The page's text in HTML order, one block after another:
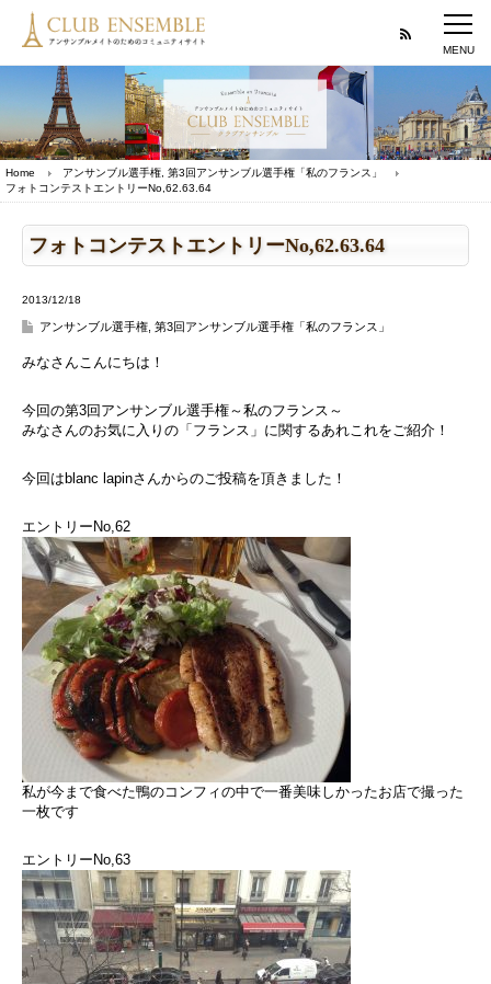
Home アンサンブル選手権 第3回アンサンブル選手権「私のフランス」
フォトコンテストエントリーNo,62.63.64
フォトコンテストエントリーNo,62.63.64
2013/12/18
アンサンブル選手権 第3回アンサンブル選手権「私のフランス」
みなさんこんにちは！
今回の第3回アンサンブル選手権～私のフランス～
みなさんのお気に入りの「フランス」に関するあれこれをご紹介！
今回はblanc lapinさんからのご投稿を頂きました！
エントリーNo,62
私が今まで食べた鴨のコンフィの中で一番美味しかったお店で撮った
一枚です
エントリーNo,63